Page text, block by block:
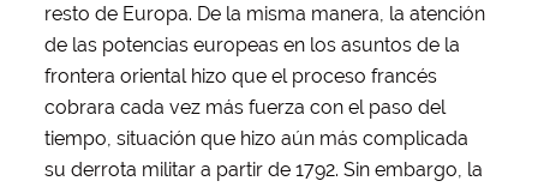
resto de Europa. De la misma manera, la atención
de las potencias europeas en los asuntos de la
frontera oriental hizo que el proceso francés
cobrara cada vez más fuerza con el paso del
tiempo, situación que hizo aún más complicada
su derrota militar a partir de 1792. Sin embargo, la